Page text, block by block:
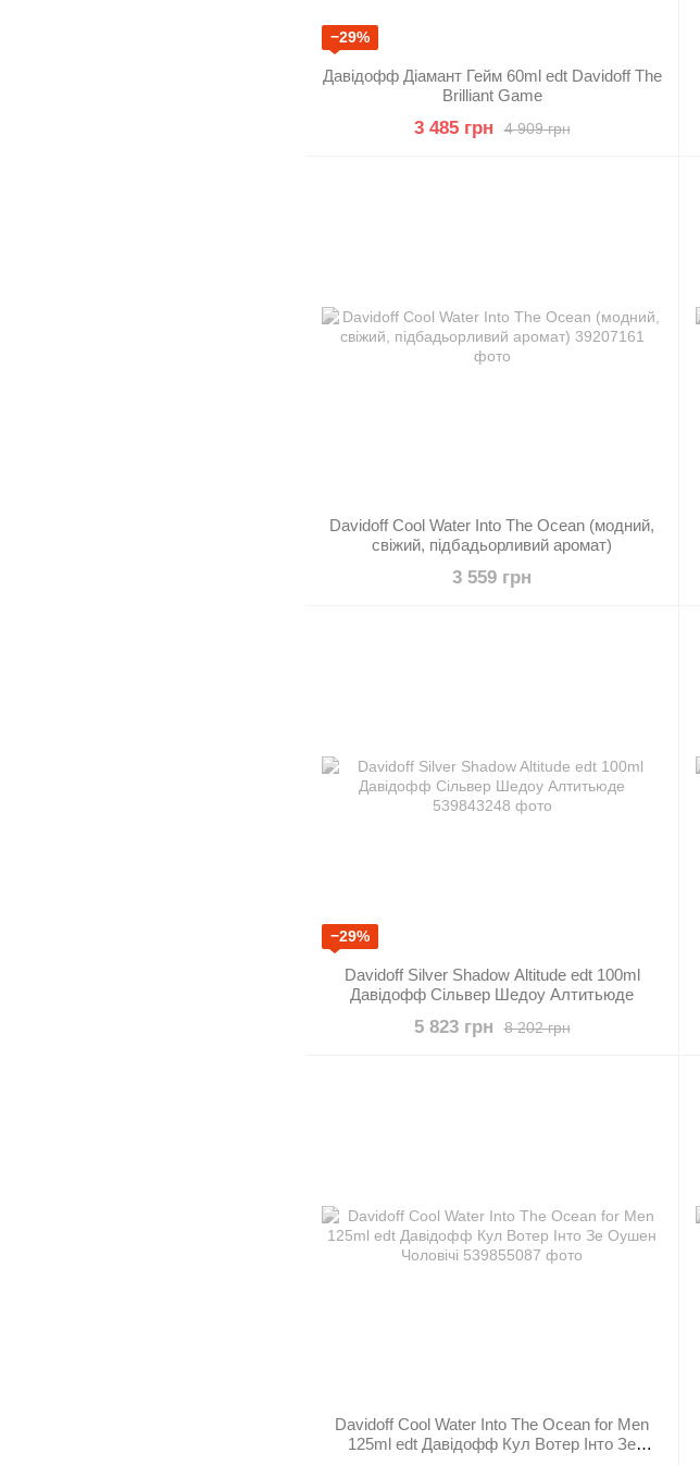
−29%
Давідофф Діамант Гейм 60ml edt Davidoff The
Brilliant Game
4 909 грн
3 485 грн
Davidoff Cool Water Into The Ocean (модний,
свіжий, підбадьорливий аромат)
3 559 грн
−29%
Davidoff Silver Shadow Altitude edt 100ml
Давідофф Сільвер Шедоу Алтитьюде
8 202 грн
5 823 грн
Davidoff Cool Water Into The Ocean for Men
125ml edt Давідофф Кул Вотер Інто Зе